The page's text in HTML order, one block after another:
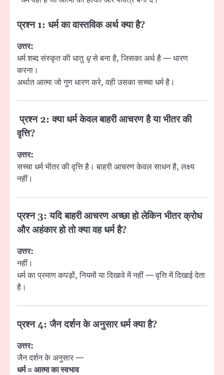
प्रश्न 1: धर्म का वास्तविक अर्थ क्या है?
उत्तर:
धर्म शब्द संस्कृत की धातु धृसे बना है, जिसका अर्थ है — धारण
करना।
अर्थात आत्मा जो गुण धारण करे, वही उसका सच्चा धर्म है।
प्रश्न 2: क्या धर्म केवल बाहरी आचरण है या भीतर की
वृत्ति?
उत्तर:
सच्चा धर्म भीतर की वृत्ति है। बाहरी आचरण केवल साधन है, लक्ष्य
नहीं।
प्रश्न 3: यदि बाहरी आचरण अच्छा हो लेकिन भीतर क्रोध
और अहंकार हो तो क्या वह धर्म है?
उत्तर:
नहीं।
धर्म का प्रमाण कपड़ों, नियमों या दिखावे में नहीं — वृत्ति में दिखाई देता
है।
प्रश्न 4: जैन दर्शन के अनुसार धर्म क्या है?
उत्तर:
जैन दर्शन के अनुसार —
धर्म = आत्मा का स्वभाव